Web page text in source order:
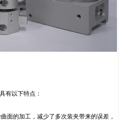
有以下特点：
面的加工，减少了多次装夹带来的误差，